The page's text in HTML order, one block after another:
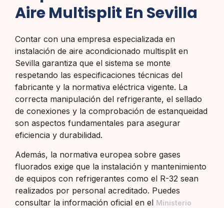
Aire Multisplit En Sevilla
Contar con una empresa especializada en
instalación de aire acondicionado multisplit en
Sevilla garantiza que el sistema se monte
respetando las especificaciones técnicas del
fabricante y la normativa eléctrica vigente. La
correcta manipulación del refrigerante, el sellado
de conexiones y la comprobación de estanqueidad
son aspectos fundamentales para asegurar
eficiencia y durabilidad.
Además, la normativa europea sobre gases
fluorados exige que la instalación y mantenimiento
de equipos con refrigerantes como el R-32 sean
realizados por personal acreditado. Puedes
consultar la información oficial en el Ministerio